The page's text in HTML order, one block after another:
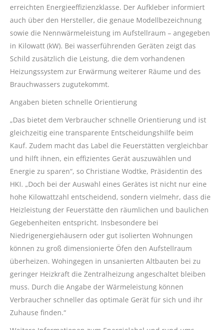
erreichten Energieeffizienzklasse. Der Aufkleber informiert
auch über den Hersteller, die genaue Modellbezeichnung
sowie die Nennwärmeleistung im Aufstellraum – angegeben
in Kilowatt (kW). Bei wasserführenden Geräten zeigt das
Schild zusätzlich die Leistung, die dem vorhandenen
Heizungssystem zur Erwärmung weiterer Räume und des
Brauchwassers zugutekommt.
Angaben bieten schnelle Orientierung
„Das bietet dem Verbraucher schnelle Orientierung und ist
gleichzeitig eine transparente Entscheidungshilfe beim
Kauf. Zudem macht das Label die Feuerstätten vergleichbar
und hilft ihnen, ein effizientes Gerät auszuwählen und
Energie zu sparen“, so Christiane Wodtke, Präsidentin des
HKI. „Doch bei der Auswahl eines Gerätes ist nicht nur eine
hohe Kilowattzahl entscheidend, sondern vielmehr, dass die
Heizleistung der Feuerstätte den räumlichen und baulichen
Gegebenheiten entspricht. Insbesondere bei
Niedrigenergiehäusern oder gut isolierten Wohnungen
können zu groß dimensionierte Öfen den Aufstellraum
überheizen. Wohingegen in unsanierten Altbauten bei zu
geringer Heizkraft die Zentralheizung angeschaltet bleiben
muss. Durch die Angabe der Wärmeleistung können
Verbraucher schneller das optimale Gerät für sich und ihr
Zuhause finden.“